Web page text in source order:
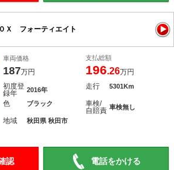
Ｘ フォーティエイト
車両価格
187万円
支払総額
196.26万円
初度登
録年
2016年 走行 5301Km
色 ブラック
車検/
自賠責 車検無し
地域 秋田県 秋田市
認 電話をかける